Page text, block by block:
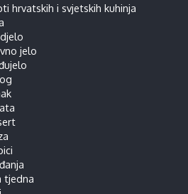
hrvatskih i svjetskih kuhinja
jelo
tjedna